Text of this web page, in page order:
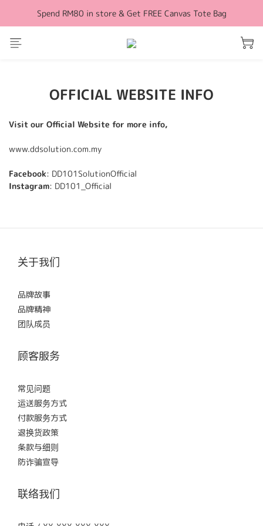
Free Shipping for orders above RM100 (WM)
Spend RM80 in store & Get FREE Canvas Tote Bag
Free Shipping for orders above RM100 (WM)
OFFICIAL WEBSITE INFO
Visit our Official Website for more info,
www.ddsolution.com.my
Facebook: DD101SolutionOfficial
Instagram: DD101_Official
关于我们
品牌故事
品牌精神
团队成员
顾客服务
常见问题
运送服务方式
付款服务方式
退换货政策
条款与细则
防诈骗宣导
联络我们